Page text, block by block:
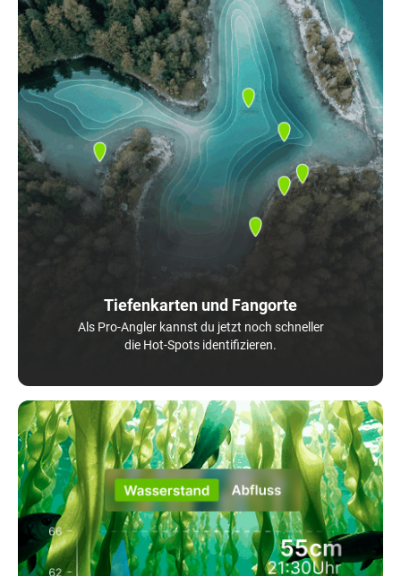
Tiefenkarten und Fangorte
Als Pro-Angler kannst du jetzt noch schneller
die Hot-Spots identifizieren.